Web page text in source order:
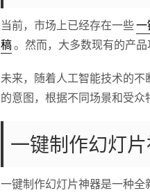
当前，市场上已经存在一些一
稿。然而，大多数现有的产
未来，随着人工智能技术的不
的意图，根据不同场景和受众
一键制作幻灯
一键制作幻灯片神器是一种